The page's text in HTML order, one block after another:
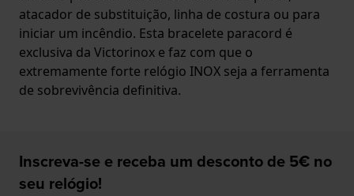
atacador de substituição, linha de costura ou para
iniciar um incêndio. Esta bracelete paracord é
exclusiva da Victorinox e faz com que o
extremamente forte relógio INOX seja a ferramenta
de sobrevivência definitiva.
Inscreva-se e receba um desconto de 5€ no
seu relógio!